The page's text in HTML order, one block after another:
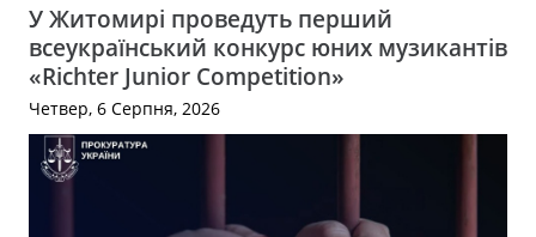
У Житомирі проведуть перший
всеукраїнський конкурс юних музикантів
«Richter Junior Competition»
Четвер, 6 Серпня, 2026